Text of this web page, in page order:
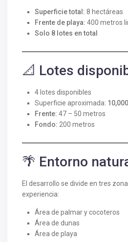
Superficie total: 8 hectáreas
Frente de playa: 400 metros
Solo 8 lotes en total
📐 Lotes
4 lotes disponibles
Superficie aproximada:
Frente: 47 – 50 metros
Fondo: 200 metros
🌴 Entorno
El desarrollo se divide en tres
experiencia:
Área de palmar y cocoteros
Área de dunas
Área de playa